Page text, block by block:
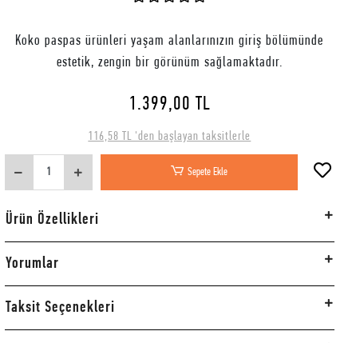
Koko paspas ürünleri yaşam alanlarınızın giriş bölümünde
estetik, zengin bir görünüm sağlamaktadır.
1.399,00 TL
116,58 TL 'den başlayan taksitlerle
Sepete Ekle
Ürün Özellikleri
Yorumlar
Taksit Seçenekleri